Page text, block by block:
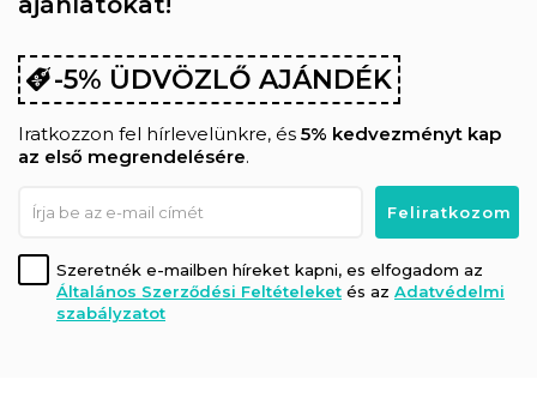
-5% ÜDVÖZLŐ AJÁNDÉK
Iratkozzon fel hírlevelünkre, és 5% kedvezményt kap
az első megrendelésére.
Szeretnék e-mailben híreket kapni, es elfogadom az
Általános Szerződési Feltételeket és az Adatvédelmi
szabályzatot